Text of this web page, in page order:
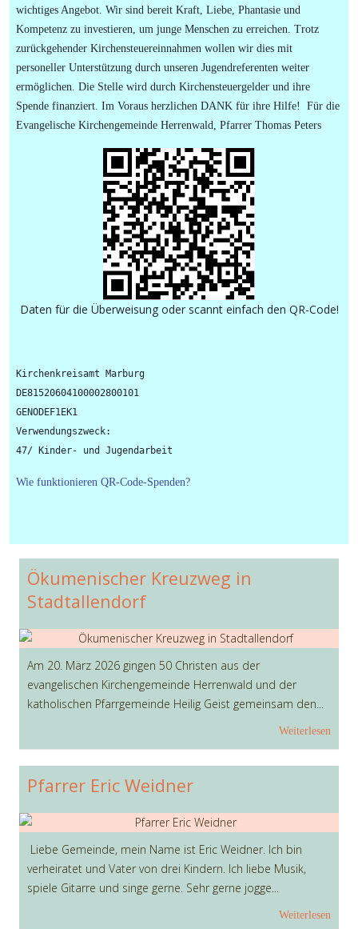
wichtiges Angebot. Wir sind bereit Kraft, Liebe, Phantasie und
Kompetenz zu investieren, um junge Menschen zu erreichen. Trotz
zurückgehender Kirchensteuereinnahmen wollen wir dies mit
personeller Unterstützung durch unseren Jugendreferenten weiter
ermöglichen. Die Stelle wird durch Kirchensteuergelder und ihre
Spende finanziert. Im Voraus herzlichen DANK für ihre Hilfe! Für die
Evangelische Kirchengemeinde Herrenwald, Pfarrer Thomas Peters
Daten für die Überweisung oder scannt einfach den QR-Code!
Kirchenkreisamt Marburg
DE81520604100002800101
GENODEF1EK1
Verwendungszweck:
Wie funktionieren QR-Code-Spenden?
Ökumenischer Kreuzweg in
Stadtallendorf
Am 20. März 2026 gingen 50 Christen aus der
evangelischen Kirchengemeinde Herrenwald und der
katholischen Pfarrgemeinde Heilig Geist gemeinsam den...
Weiterlesen
Pfarrer Eric Weidner
Liebe Gemeinde, mein Name ist Eric Weidner. Ich bin
verheiratet und Vater von drei Kindern. Ich liebe Musik,
spiele Gitarre und singe gerne. Sehr gerne jogge...
Weiterlesen